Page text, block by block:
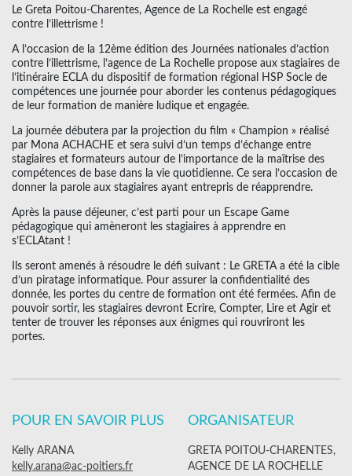
Le Greta Poitou-Charentes, Agence de La Rochelle est engagé
contre l’illettrisme !
A l’occasion de la 12ème édition des Journées nationales d’action
contre l’illettrisme, l’agence de La Rochelle propose aux stagiaires de
l’itinéraire ECLA du dispositif de formation régional HSP Socle de
compétences une journée pour aborder les contenus pédagogiques
de leur formation de manière ludique et engagée.
La journée débutera par la projection du film « Champion » réalisé
par Mona ACHACHE et sera suivi d’un temps d’échange entre
stagiaires et formateurs autour de l’importance de la maîtrise des
compétences de base dans la vie quotidienne. Ce sera l’occasion de
donner la parole aux stagiaires ayant entrepris de réapprendre.
Après la pause déjeuner, c’est parti pour un Escape Game
pédagogique qui amèneront les stagiaires à apprendre en
s’ECLAtant !
Ils seront amenés à résoudre le défi suivant : Le GRETA a été la cible
d’un piratage informatique. Pour assurer la confidentialité des
donnée, les portes du centre de formation ont été fermées. Afin de
pouvoir sortir, les stagiaires devront Ecrire, Compter, Lire et Agir et
tenter de trouver les réponses aux énigmes qui rouvriront les
portes.
POUR EN SAVOIR PLUS
Kelly ARANA
kelly.arana@ac-poitiers.fr
ORGANISATEUR
GRETA POITOU-CHARENTES,
AGENCE DE LA ROCHELLE